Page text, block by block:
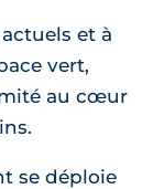
et à
vert,
au cœur
se déploie